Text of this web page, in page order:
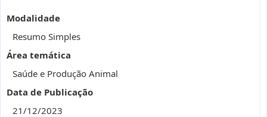
Modalidade
Resumo Simples
Área temática
Saúde e Produção Animal
Data de Publicação
21/12/2023